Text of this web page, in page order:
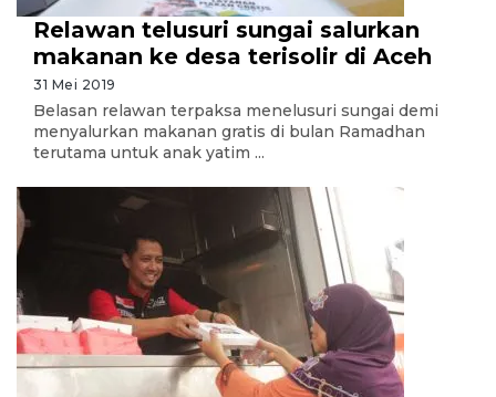
Relawan telusuri sungai salurkan
makanan ke desa terisolir di Aceh
31 Mei 2019
Belasan relawan terpaksa menelusuri sungai demi
menyalurkan makanan gratis di bulan Ramadhan
terutama untuk anak yatim ...